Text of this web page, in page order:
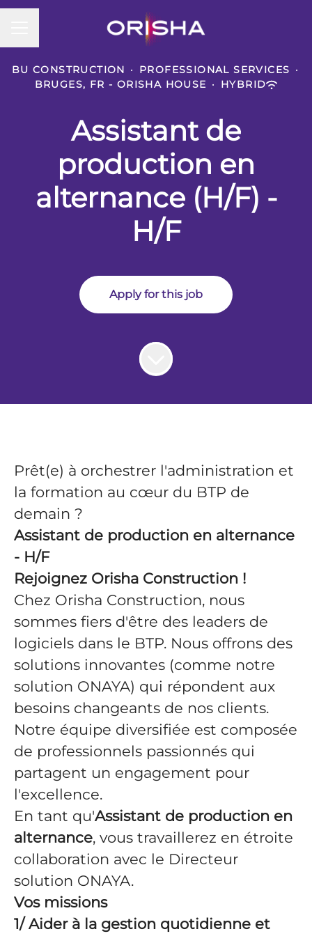
BU CONSTRUCTION · PROFESSIONAL SERVICES ·
BRUGES, FR - ORISHA HOUSE · HYBRID
Assistant de
production en
alternance (H/F) -
H/F
Apply for this job
Prêt(e) à orchestrer l'administration et
la formation au cœur du BTP de
demain ?
Assistant de production en alternance
- H/F
Rejoignez Orisha Construction !
Chez Orisha Construction, nous
sommes fiers d'être des leaders de
logiciels dans le BTP. Nous offrons des
solutions innovantes (comme notre
solution ONAYA) qui répondent aux
besoins changeants de nos clients.
Notre équipe diversifiée est composée
de professionnels passionnés qui
partagent un engagement pour
l'excellence.
En tant qu'Assistant de production en
alternance, vous travaillerez en étroite
collaboration avec le Directeur
solution ONAYA.
Vos missions
1/ Aider à la gestion quotidienne et